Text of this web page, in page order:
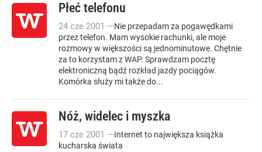
Płeć telefonu
24 cze 2001 —Nie przepadam za pogawędkami
przez telefon. Mam wysokie rachunki, ale moje
rozmowy w większości są jednominutowe. Chętnie
za to korzystam z WAP. Sprawdzam pocztę
elektroniczną bądź rozkład jazdy pociągów.
Komórka służy mi także do...
Nóż, widelec i myszka
17 cze 2001 —Internet to największa książka
kucharska świata